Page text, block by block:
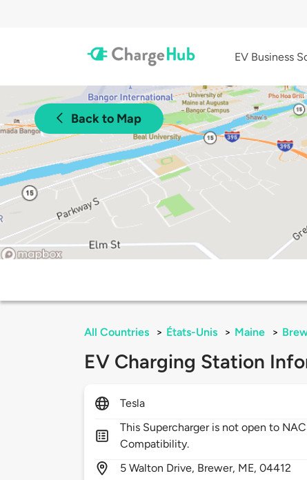
EV Business
Back to Map
All Countries > États-Unis > Maine >
EV Charging Station
Tesla
This Supercharger is not open to
Compatibility.
5Walton Drive, Brewer, ME,04412